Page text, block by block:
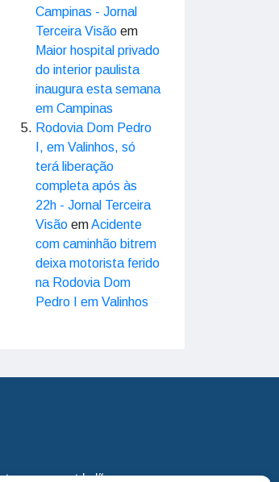
Campinas - Jornal
Terceira Visão em
Maior hospital privado
do interior paulista
inaugura esta semana
em Campinas
Rodovia Dom Pedro
I, em Valinhos, só
terá liberação
completa após às
22h - Jornal Terceira
Visão emAcidente
com caminhão bitrem
deixa motorista ferido
na Rodovia Dom
Pedro I em Valinhos
para os cidadãos